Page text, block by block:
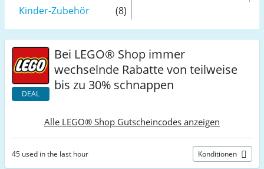
Kinder-Zubehör (8)
DEAL
Bei LEGO® Shop immer
wechselnde Rabatte von teilweise
bis zu 30% schnappen
Alle LEGO® Shop Gutscheincodes anzeigen
45 used in the last hour Konditionen